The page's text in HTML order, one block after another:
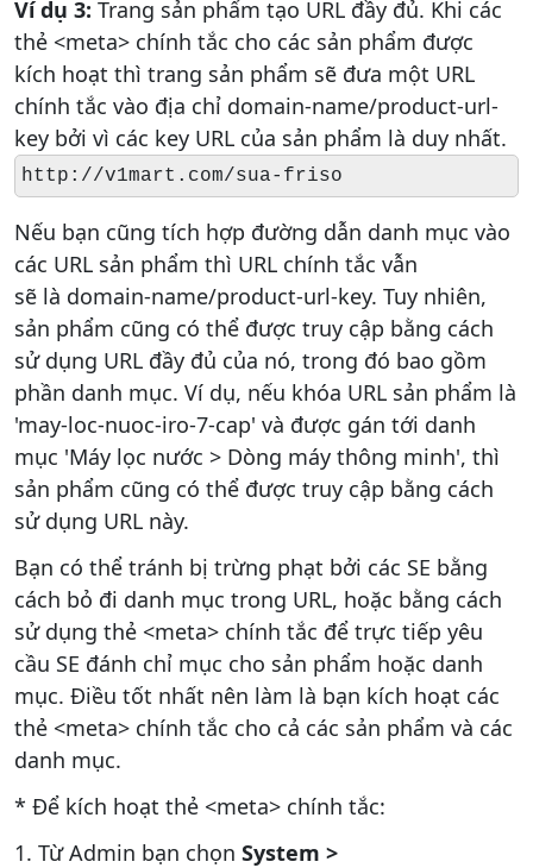
Ví dụ 3: Trang sản phẩm tạo URL đầy đủ. Khi các
thẻ <meta> chính tắc cho các sản phẩm được
kích hoạt thì trang sản phẩm sẽ đưa một URL
chính tắc vào địa chỉ domain-name/product-url-
key bởi vì các key URL của sản phẩm là duy nhất.
http://v1mart.com/sua-friso
Nếu bạn cũng tích hợp đường dẫn danh mục vào
các URL sản phẩm thì URL chính tắc vẫn
sẽ là domain-name/product-url-key. Tuy nhiên,
sản phẩm cũng có thể được truy cập bằng cách
sử dụng URL đầy đủ của nó, trong đó bao gồm
phần danh mục. Ví dụ, nếu khóa URL sản phẩm là
'may-loc-nuoc-iro-7-cap' và được gán tới danh
mục 'Máy lọc nước > Dòng máy thông minh', thì
sản phẩm cũng có thể được truy cập bằng cách
sử dụng URL này.
Bạn có thể tránh bị trừng phạt bởi các SE bằng
cách bỏ đi danh mục trong URL, hoặc bằng cách
sử dụng thẻ <meta> chính tắc để trực tiếp yêu
cầu SE đánh chỉ mục cho sản phẩm hoặc danh
mục. Điều tốt nhất nên làm là bạn kích hoạt các
thẻ <meta> chính tắc cho cả các sản phẩm và các
danh mục.
* Để kích hoạt thẻ <meta> chính tắc:
1. Từ Admin bạn chọn System >